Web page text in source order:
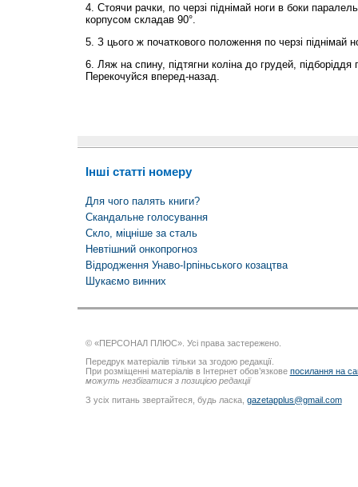
4. Стоячи рачки, по черзі піднімай ноги в боки
корпусом складав 90°.
5. З цього ж початкового положення по черзі піднімай
6. Ляж на спину, підтягни коліна до грудей, підборіддя
Перекочуйся вперед-назад.
Інші статті номеру
Для чого палять книги?
Скандальне голосування
Скло, міцніше за сталь
Невтішний онкопрогноз
Відродження Унаво-Ірпіньського козацтва
Шукаємо винних
© «ПЕРСОНАЛ ПЛЮС». Усі права застережено.
Передрук матеріалів тільки за згодою редакції.
При розміщенні матеріалів в Інтернет обов’язкове посилання на
можуть незбігатися з позицією редакції
З усіх питань звертайтеся, будь ласка, gazetapplus@gmail.com